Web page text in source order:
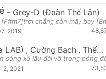
- Grey-D (Đoàn Thế Lân)
2019
LAB) , Cường Bạch , Thế Vĩ
2021